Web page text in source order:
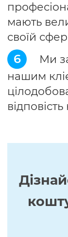
мають
своїй
6
Ми
нашим